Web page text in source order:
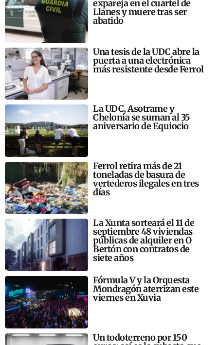
expareja en el cuartel de
Llanes y muere tras ser
abatido
Una tesis de la UDC abre la
puerta a una electrónica
más resistente desde Ferrol
La UDC, Asotrame y
Chelonia se suman al 35
aniversario de Equiocio
Ferrol retira más de 21
toneladas de basura de
vertederos ilegales en tres
días
La Xunta sorteará el 11 de
septiembre 48 viviendas
públicas de alquiler en O
Bertón con contratos de
siete años
Fórmula V y la Orquesta
Mondragón aterrizan este
viernes en Xuvia
Un todoterreno por 150